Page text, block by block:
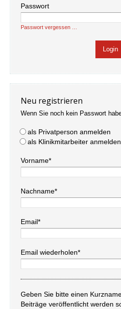
Passwort
Passwort vergessen …
Neu registrieren
Wenn Sie noch kein Passwort
als Privatperson anmelden
als Klinikmitarbeiter anmelden
Vorname*
Nachname*
Email*
Email wiederholen*
Geben Sie bitte einen
Beiträge veröffentlicht werden